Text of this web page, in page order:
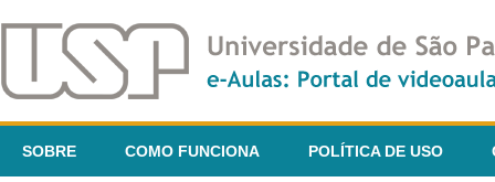
SOBRE COMO FUNCIONA POLÍTICA DE USO